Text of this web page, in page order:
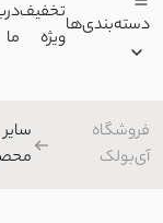
دسته‌بندی‌ها
زنانه
تخفیف
ویژه
ما
فروشگاه
آی‌بولک
سایر